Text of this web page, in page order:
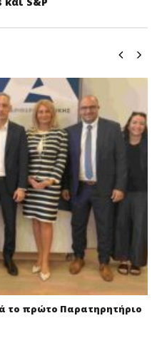
το πρώτο Παρατηρητήριο